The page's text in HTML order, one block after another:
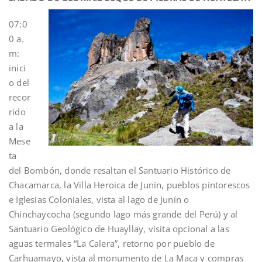
07:0
0 a.
m:
inici
o del
recor
rido
a la
Mese
ta
del Bombón, donde resaltan el Santuario Histórico de
Chacamarca, la Villa Heroica de Junín, pueblos pintorescos
e Iglesias Coloniales, vista al lago de Junín o
Chinchaycocha (segundo lago más grande del Perú) y al
Santuario Geológico de Huayllay, visita opcional a las
aguas termales “La Calera”, retorno por pueblo de
Carhuamayo, vista al monumento de La Maca y compras